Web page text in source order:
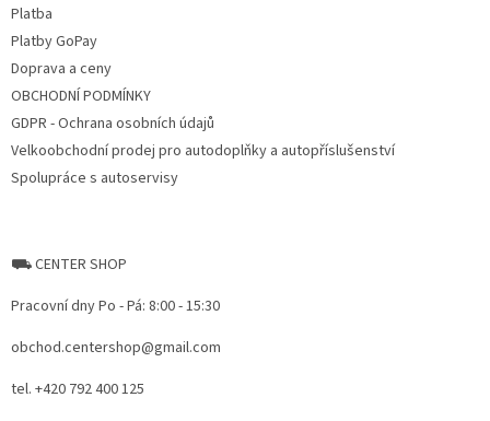
Platba
Platby GoPay
Doprava a ceny
OBCHODNÍ PODMÍNKY
GDPR - Ochrana osobních údajů
Velkoobchodní prodej pro autodoplňky a autopříslušenství
Spolupráce s autoservisy
⛟ CENTER SHOP
Pracovní dny Po - Pá: 8:00 - 15:30
obchod.centershop@gmail.com
tel. +420 792 400 125